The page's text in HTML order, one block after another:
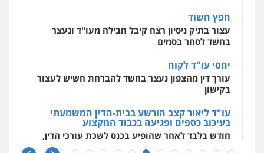
חפץ חשוד
עצור בתיק ניסיון רצח קיבל חבילה מעו"ד ונעצר
בחשד לסחר בסמים
יחסי עו"ד לקוח
עורך דין מהצפון נעצר בחשד להברחת חשיש לעצור
בקישון
עו"ד ליאור קצב הורשע בבית-הדין המשמעתי
בעיכוב כספים ופגיעה בכבוד המקצוע
חודש בלבד לאחר שהופיע בכנס לשכת עורכי הדין,